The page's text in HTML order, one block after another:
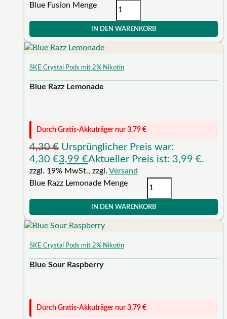
Blue Fusion Menge
IN DEN WARENKORB
SKE Crystal Pods mit 2% Nikotin
Blue Razz Lemonade
Durch Gratis-Akkuträger nur 3,79 €
4,30€ Ursprünglicher Preis war:
4,30 €3,99 €Aktueller Preis ist: 3,99 €.
zzgl. 19% MwSt., zzgl. Versand
Blue Razz Lemonade Menge
IN DEN WARENKORB
SKE Crystal Pods mit 2% Nikotin
Blue Sour Raspberry
Durch Gratis-Akkuträger nur 3,79 €